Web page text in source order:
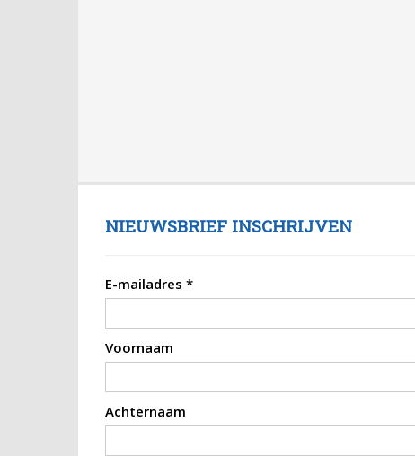
NIEUWSBRIEF INSCHRIJVEN
E-mailadres *
Voornaam
Achternaam